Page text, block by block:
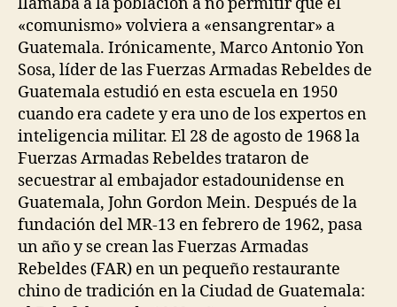
«comunismo» volviera a «ensangrentar» a
Guatemala. Irónicamente, Marco Antonio Yon
Sosa, líder de las Fuerzas Armadas Rebeldes de
Guatemala estudió en esta escuela en 1950
cuando era cadete y era uno de los expertos en
inteligencia militar. El 28 de agosto de 1968 la
Fuerzas Armadas Rebeldes trataron de
secuestrar al embajador estadounidense en
Guatemala, John Gordon Mein. Después de la
fundación del MR-13 en febrero de 1962, pasa
un año y se crean las Fuerzas Armadas
Rebeldes (FAR) en un pequeño restaurante
chino de tradición en la Ciudad de Guatemala: